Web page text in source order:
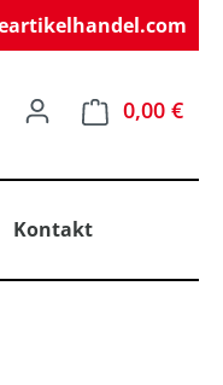
hast 0 Produkte auf
0,00 €
Kontakt